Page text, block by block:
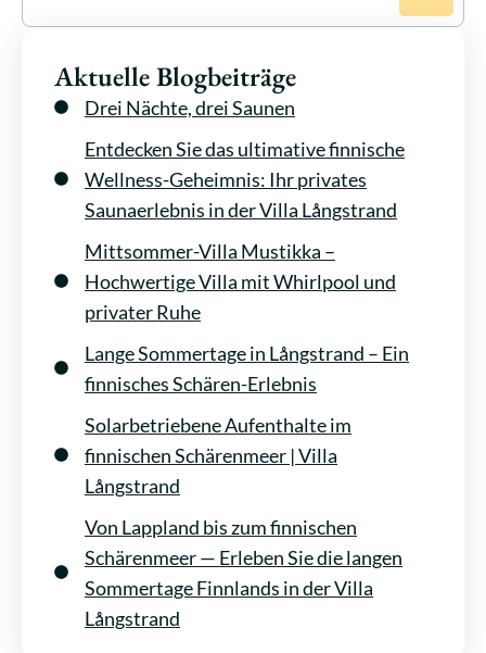
Aktuelle Blogbeiträge
Drei Nächte, drei Saunen
Entdecken Sie das ultimative finnische
Wellness-Geheimnis: Ihr privates
Saunaerlebnis in der Villa Långstrand
Mittsommer-Villa Mustikka –
Hochwertige Villa mit Whirlpool und
privater Ruhe
Lange Sommertage in Långstrand – Ein
finnisches Schären-Erlebnis
Solarbetriebene Aufenthalte im
finnischen Schärenmeer | Villa
Långstrand
Von Lappland bis zum finnischen
Schärenmeer — Erleben Sie die langen
Sommertage Finnlands in der Villa
Långstrand